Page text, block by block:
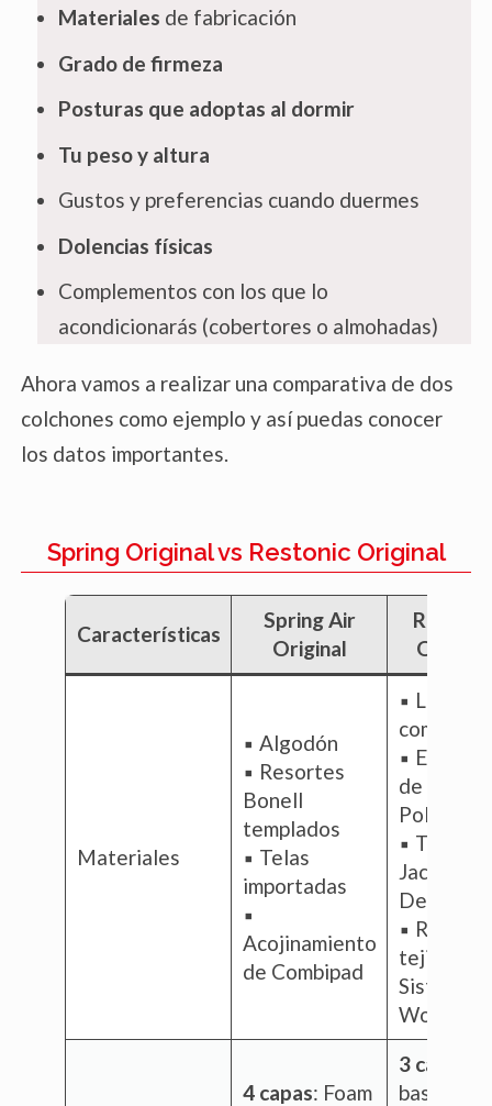
Materiales de fabricación
Grado de firmeza
Posturas que adoptas al dormir
Tu peso y altura
Gustos y preferencias cuando duermes
Dolencias físicas
Complementos con los que lo
acondicionarás (cobertores o almohadas)
Ahora vamos a realizar una comparativa de dos
colchones como ejemplo y así puedas conocer
los datos importantes.
Spring Original vs Restonic Original
Características
Spring Air
Original
Original
Materiales
▪️ Algodón
▪️ Resortes
Bonell
templados
▪️ Telas
importadas
▪️
Acojinamiento
de Combipad
▪️
▪️ Espuma
de
▪️ Tela
Jacquard
Delcrón
▪️
tejidos y
Sistema
Worry
4 capas: Foam
3 capas
base de